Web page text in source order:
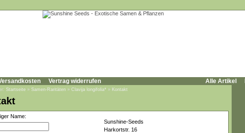
Vertrag widerrufen Alle Artikel
Startseite » Samen-Raritäten » Clavija longifolia* » Kontakt
Name:
Sunshine-Seeds
Harkortstr. 16